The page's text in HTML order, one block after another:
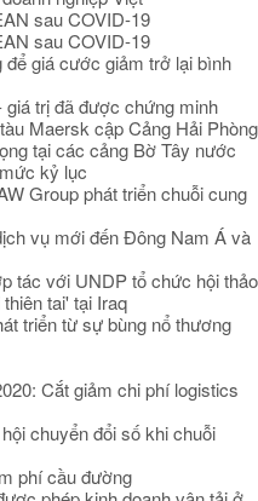
sau COVID-19
sau COVID-19
để giá cước giảm trở lại bình
trị đã được chứng minh
Maersk cập Cảng Hải Phòng
tại các cảng Bờ Tây nước
kỷ lục
Group phát triển chuỗi cung
vụ mới đến Đông Nam Á và
tác với UNDP tổ chức hội thảo
tai' tại Iraq
triển từ sự bùng nổ thương
Cắt giảm chi phí logistics
chuyển đổi số khi chuỗi
phí cầu đường